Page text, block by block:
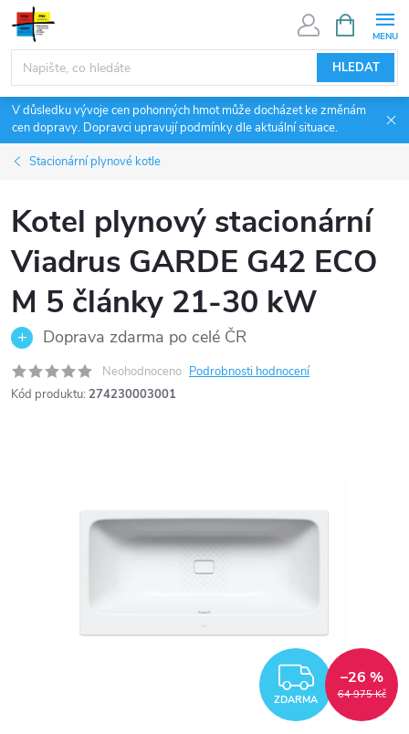
Přejít
obsah
HLEDAT
NÁKUPNÍ
KOŠÍK
V důsledku vývoje cen pohonných hmot může docházet ke změnám
cen dopravy. Dopravci upravují podmínky dle aktuální situace.
Stacionární plynové kotle
Kotel plynový stacionární
Viadrus GARDE G42 ECO
M 5 články 21-30 kW
Doprava zdarma po celé ČR
Neohodnoceno Podrobnosti hodnocení
Kód produktu: 274230003001
ZDARMA 64 975 Kč
–26 %